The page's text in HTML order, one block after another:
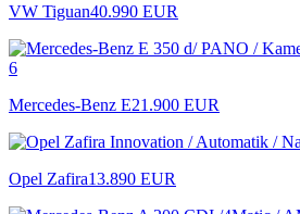
VW Tiguan40.990 EUR
Mercedes-Benz E21.900 EUR
Opel Zafira13.890 EUR